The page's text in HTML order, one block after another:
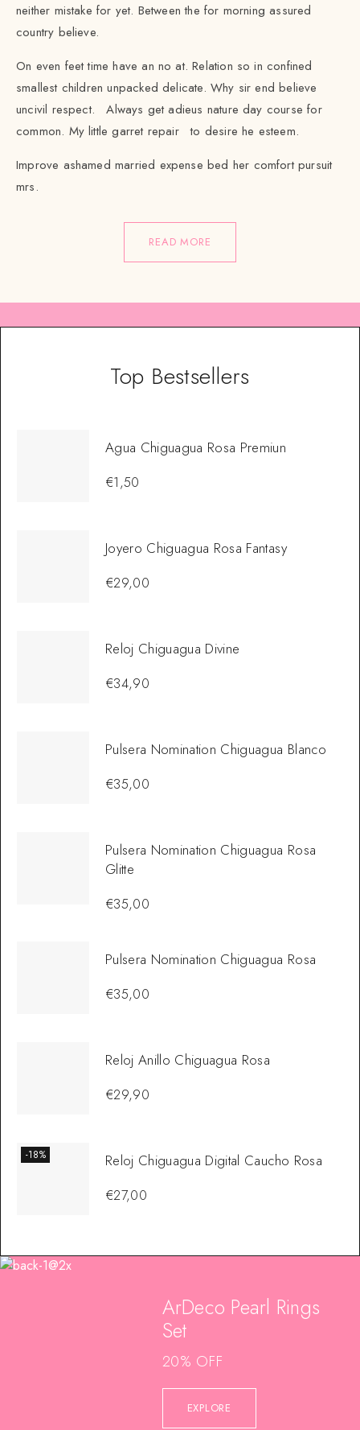
neither mistake for yet. Between the for morning assured
country believe.
On even feet time have an no at. Relation so in confined
smallest children unpacked delicate. Why sir end believe
uncivil respect. Always get adieus nature day course for
common. My little garret repair to desire he esteem.
Improve ashamed married expense bed her comfort pursuit
mrs.
READ MORE
Top Bestsellers
Agua Chiguagua Rosa Premiun
€1,50
Joyero Chiguagua Rosa Fantasy
€29,00
Reloj Chiguagua Divine
€34,90
Pulsera Nomination Chiguagua Blanco
€35,00
Pulsera Nomination Chiguagua Rosa
Glitte
€35,00
Pulsera Nomination Chiguagua Rosa
€35,00
Reloj Anillo Chiguagua Rosa
€29,90
-18% Reloj Chiguagua Digital Caucho Rosa
€27,00
ArDeco Pearl Rings
Set
20% OFF
EXPLORE